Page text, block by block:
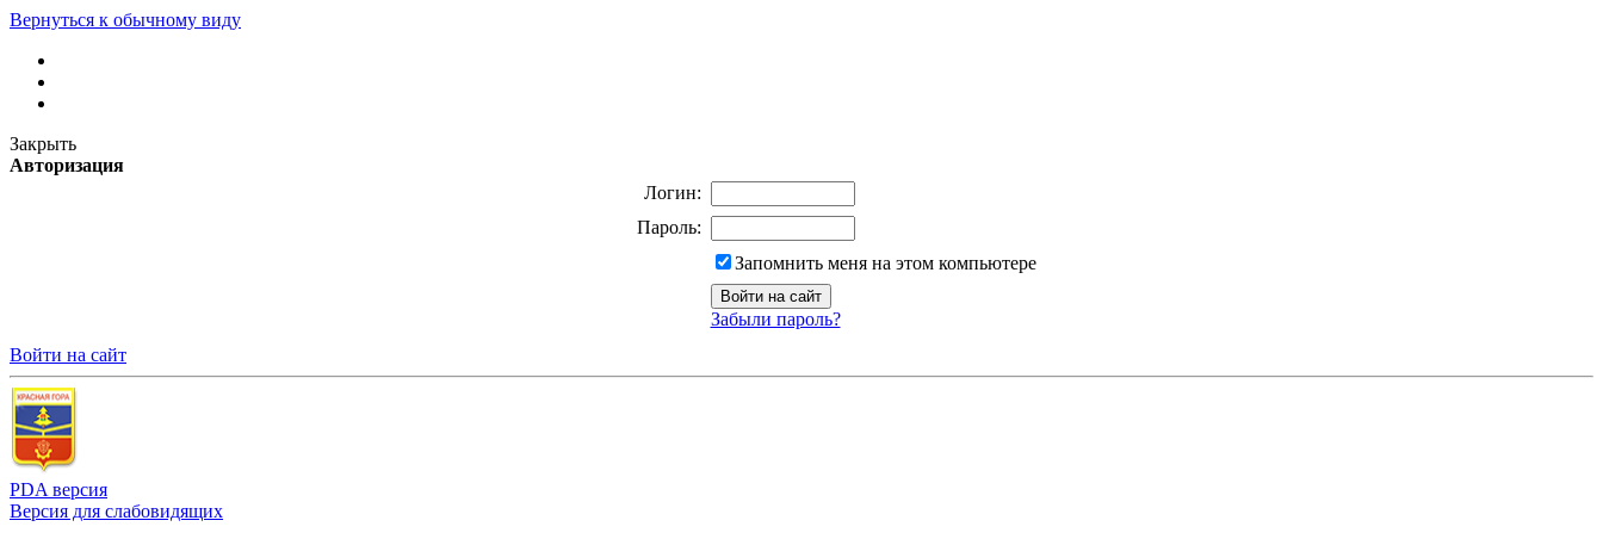
Вернуться к обычному виду
Закрыть
Авторизация
Логин:
Пароль:
Запомнить меня на этом компьютере
Забыли пароль?
Войти на сайт
PDA версия
Версия для слабовидящих